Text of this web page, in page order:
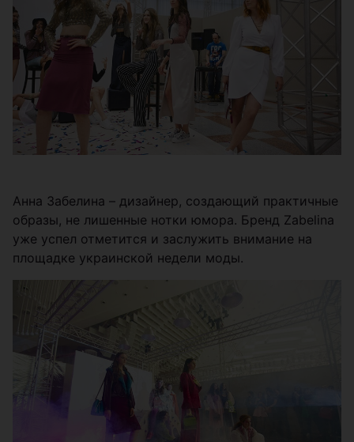
Анна Забелина – дизайнер, создающий практичные
образы, не лишенные нотки юмора. Бренд Zabelina
уже успел отметится и заслужить внимание на
площадке украинской недели моды.